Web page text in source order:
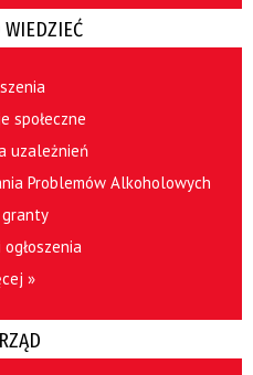
WIEDZIEĆ
społeczne
uzależnień
Problemów Alkoholowych
granty
»